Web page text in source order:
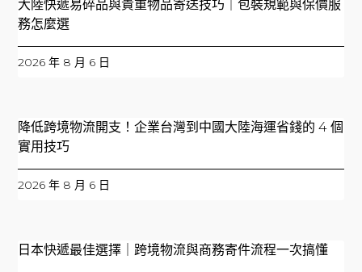
大陸快遞易碎品與貴重物品寄送技巧｜包裝規範與保價服
務怎麼選
2026 年 8 月 6 日
降低跨境物流開支！企業台灣到中國大陸海運省錢的 4 個
實用技巧
2026 年 8 月 6 日
日本快遞最佳選擇｜跨境物流與商務寄件流程一次搞懂